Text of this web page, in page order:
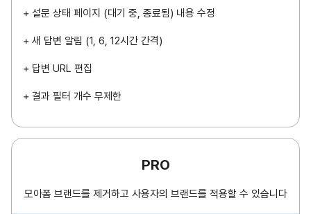
+ 설문 상태 페이지 (대기 중, 종료됨) 내용 수정
+ 새 답변 알림 (1, 6, 12시간 간격)
+ 답변 URL 편집
+ 결과 필터 개수 무제한
PRO
모아폼 브랜드를 제거하고 사용자의 브랜드를 적용할 수 있습니다